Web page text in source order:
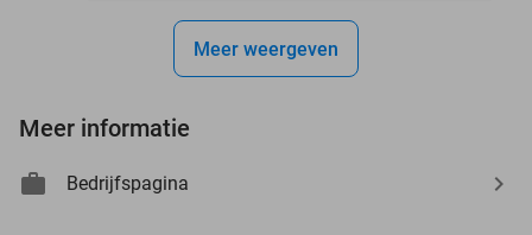
Meer weergeven
Meer informatie
Bedrijfspagina